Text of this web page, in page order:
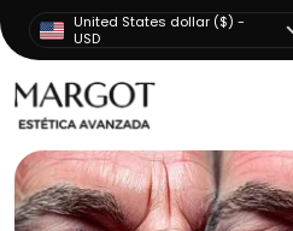
United States dollar ($) -
USD